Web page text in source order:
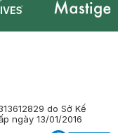
do Sở Kế
ngày 13/01/2016